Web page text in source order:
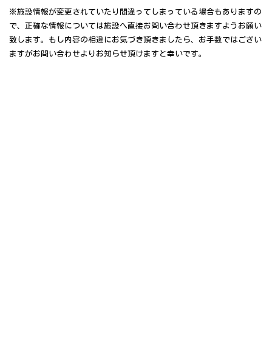
※施設情報が変更されていたり間違ってしまっている場合もありますの
で、正確な情報については施設へ直接お問い合わせ頂きますようお願い
致します。もし内容の相違にお気づき頂きましたら、お手数ではござい
ますがお問い合わせよりお知らせ頂けますと幸いです。